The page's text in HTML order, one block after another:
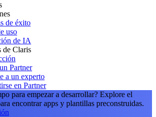
de éxito
uso
de IA
de Claris
Partner
a un experto
en Partner
para empezar a desarrollar? Explore el
encontrar apps y plantillas preconstruidas.